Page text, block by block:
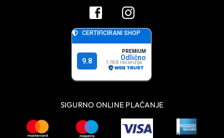
SIGURNO ONLINE PLAĆANJE